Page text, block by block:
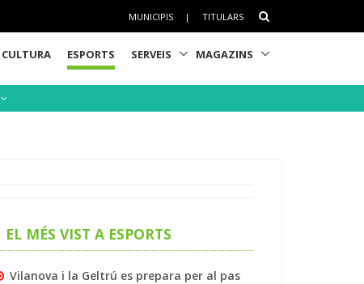
MUNICIPIS | TITULARS
CULTURA ESPORTS SERVEIS MAGAZINS
EL MÉS VIST A ESPORTS
Vilanova i la Geltrú es prepara per al pas